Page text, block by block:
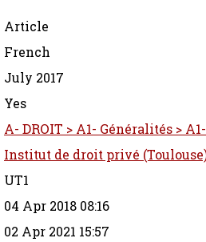
Article
French
July 2017
Yes
A- DROIT > A1- Généralités >
Institut de droit privé
UT1
04 Apr 2018 08:16
02 Apr 2021 15:57